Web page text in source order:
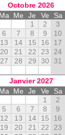
Octobre 2026
Ma Me Je Ve Sa
1
2 3
6 7 8 9 10
13 14 15 16 17
20 21 22 23 24
27 28 29 30 31
Janvier 2027
Ma Me Je Ve Sa
1
2
5 6 7 8 9
12 13 14 15 16
19 20 21 22 23